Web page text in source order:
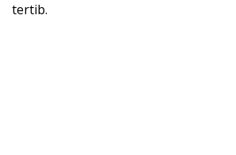
tertib.